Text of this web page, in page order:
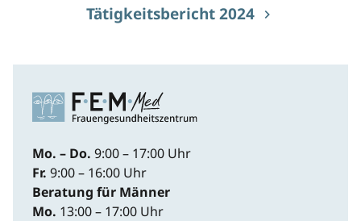
Tätigkeitsbericht 2024
Mo. – Do. 9:00 – 17:00 Uhr
Fr. 9:00 – 16:00 Uhr
Beratung für Männer
Mo. 13:00 – 17:00 Uhr